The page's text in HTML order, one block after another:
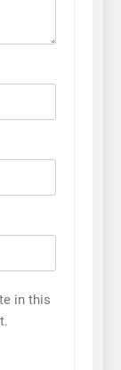
in this